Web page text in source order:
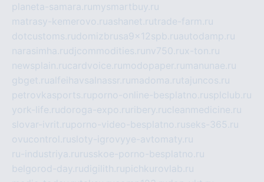
planeta-samara.ru mysmartbuy.ru
matrasy-kemerovo.ruashanet.rutrade-farm.ru
dotcustoms.rudomizbrusa9x12spb.ruautodamp.ru
narasimha.rudjcommodities.ru nv750.rux-ton.ru
newsplain.rucardvoice.ru modopaper.ru manunae.ru
gbget.rualfeihavsalnassr.ru madoma.rutajuncos.ru
petrovkasports.ruporno-online-besplatno.rusplclub.ru
york-life.rudoroga-expo.ru ribery.rucleanmedicine.ru
slovar-ivrit.ruporno-video-besplatno.ruseks-365.ru
ovucontrol.rusloty-igrovyye-avtomaty.ru
ru-industriya.ru russkoe-porno-besplatno.ru
belgorod-day.rudigilith.rupichkurovlab.ru